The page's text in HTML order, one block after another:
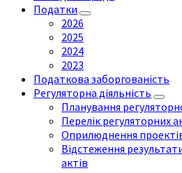
Податки
2026
2025
2024
2023
Податкова заборгованість
Регуляторна діяльність
Планування
Перелік регуляторних
Оприлюднення
Відстеження
актів